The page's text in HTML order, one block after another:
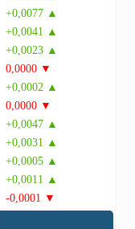
+0,0077 ▲
+0,0041 ▲
+0,0023 ▲
0,0000 ▼
+0,0002 ▲
0,0000 ▼
+0,0047 ▲
+0,0031 ▲
+0,0005 ▲
+0,0011 ▲
-0,0001 ▼